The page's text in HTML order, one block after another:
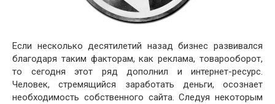
Если несколько десятилетий назад бизнес развивался
благодаря таким факторам, как реклама, товарооборот,
то сегодня этот ряд дополнил и интернет-ресурс.
Человек, стремящийся заработать деньги, осознает
необходимость собственного сайта. Следуя некоторым